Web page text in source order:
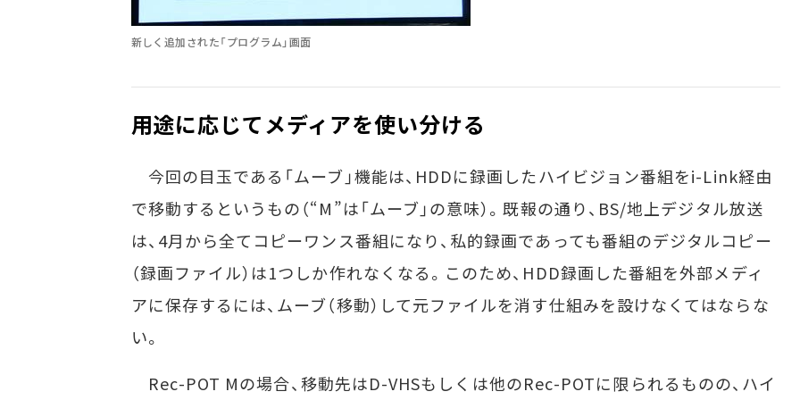
新しく追加された「プログラム」画面
用途に応じてメディアを使い分ける
今回の目玉である「ムーブ」機能は、HDDに録画したハイビジョン番組をi-Link経由
で移動するというもの（“M”は「ムーブ」の意味）。既報の通り、BS/地上デジタル放送
は、4月から全てコピーワンス番組になり、私的録画であっても番組のデジタルコピー
（録画ファイル）は1つしか作れなくなる。このため、HDD録画した番組を外部メディ
アに保存するには、ムーブ（移動）して元ファイルを消す仕組みを設けなくてはならな
い。
Rec-POT Mの場合、移動先はD-VHSもしくは他のRec-POTに限られるものの、ハイ